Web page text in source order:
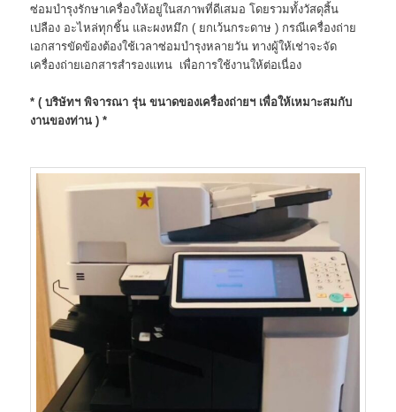
ซ่อมบำรุงรักษาเครื่องให้อยู่ในสภาพที่ดีเสมอ โดยรวมทั้งวัสดุสิ้น
เปลือง อะไหล่ทุกชิ้น และผงหมึก ( ยกเว้นกระดาษ ) กรณีเครื่องถ่าย
เอกสารขัดข้องต้องใช้เวลาซ่อมบำรุงหลายวัน ทางผู้ให้เช่าจะจัด
เครื่องถ่ายเอกสารสำรองแทน เพื่อการใช้งานให้ต่อเนื่อง
* ( บริษัทฯ พิจารณา รุ่น ขนาดของเครื่องถ่ายฯ เพื่อให้เหมาะสมกับ
งานของท่าน ) *